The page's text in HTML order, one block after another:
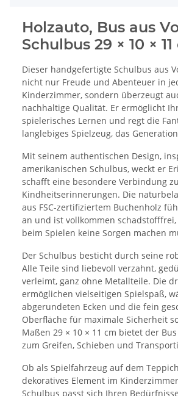
Holzauto, Bus aus
Schulbus 29 × 10 ×
Dieser handgefertigte Schulbus aus
nicht nur Freude und Abenteuer in
Kinderzimmer, sondern überzeugt
nachhaltige Qualität. Er ermöglicht
spielerisches Lernen und regt die
langlebiges Spielzeug, das
Mit seinem authentischen Design,
amerikanischen Schulbus, weckt er
schafft eine besondere Verbindung
Kindheitserinnerungen. Die
aus FSC-zertifiziertem Buchenholz
an und ist vollkommen schadstofffrei,
beim Spielen keine Sorgen machen
Der Schulbus besticht durch seine
Alle Teile sind liebevoll verzahnt,
verleimt, ganz ohne Metallteile. Die
ermöglichen vielseitigen Spielspaß,
abgerundeten Ecken und die fein
Oberfläche für maximale Sicherheit
Maßen 29 × 10 × 11 cm bietet der
zum Greifen, Schieben und
Ob als Spielfahrzeug auf dem
dekoratives Element im
Schulbus passt sich Ihren